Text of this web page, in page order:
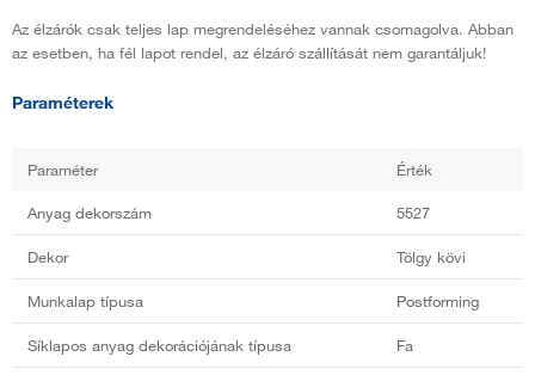
Az élzárók csak teljes lap megrendeléséhez vannak csomagolva. Abban
az esetben, ha fél lapot rendel, az élzáró szállítását nem garantáljuk!
Paraméterek
Paraméter Érték
Anyag dekorszám 5527
Dekor Tölgy kövi
Munkalap típusa Postforming
Síklapos anyag dekorációjának típusa Fa